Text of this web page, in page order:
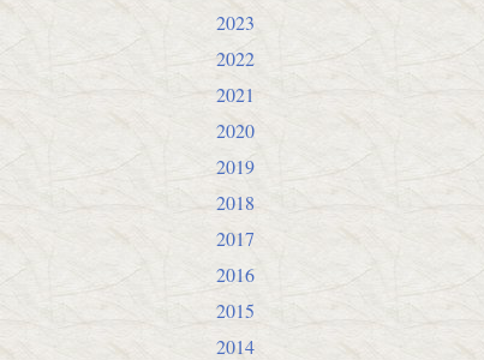
2023
2022
2021
2020
2019
2018
2017
2016
2015
2014